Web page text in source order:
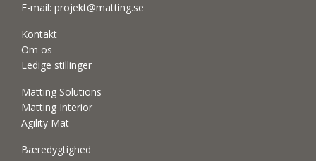
E-mail: projekt@matting.se
Kontakt
Om os
Ledige stillinger
Matting Solutions
Matting Interior
Agility Mat
Bæredygtighed